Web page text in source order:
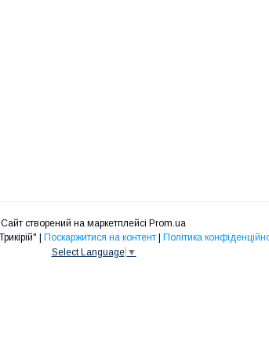
Сайт створений на маркетплейсі Prom.ua
Поскаржитися на контент
Політика
Select Language ▼